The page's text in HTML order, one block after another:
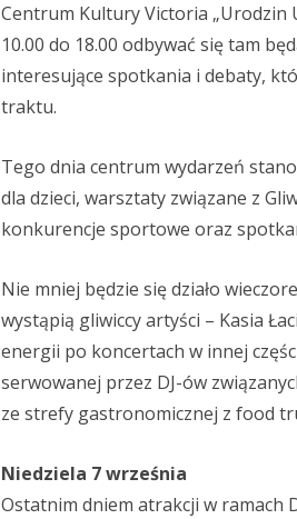
Centrum Kultury Victoria „Urodzin
10.00 do 18.00 odbywać się tam
interesujące spotkania i debaty,
traktu.
Tego dnia centrum wydarzeń
dla dzieci, warsztaty związane z
konkurencje sportowe oraz
Nie mniej będzie się działo
wystąpią gliwiccy artyści – Kasia
energii po koncertach w innej
serwowanej przez DJ-ów
ze strefy gastronomicznej z food
Niedziela 7 września
Ostatnim dniem atrakcji w ramach